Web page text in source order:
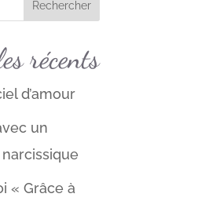
récents
d’amour
un
« Grâce à